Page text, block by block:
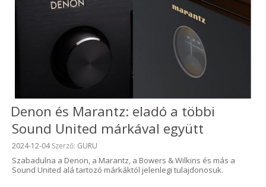
Denon és Marantz: eladó a többi
Sound United márkával együtt
Beküldve:
2024-12-04Szerző: GURU
Szabadulna a Denon, a Marantz, a Bowers & Wilkins és más a
Sound United alá tartozó márkáktól jelenlegi tulajdonosuk.